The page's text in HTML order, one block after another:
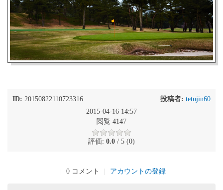
ID: 20150822110723316 投稿者: tetujin60
2015-04-16 14:57
閲覧 4147
評価: 0.0 / 5 (0)
0 コメント アカウントの登録